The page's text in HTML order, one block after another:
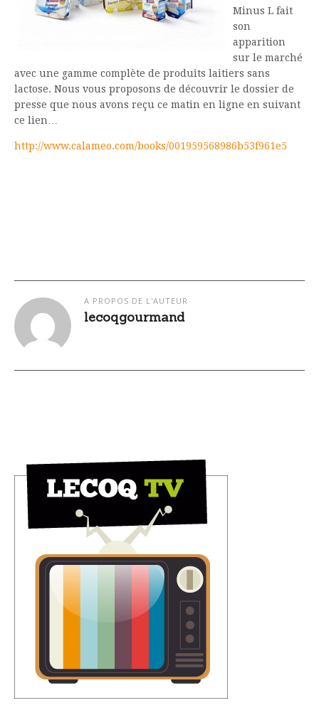
Minus L fait
son
apparition
sur le marché
avec une gamme complète de produits laitiers sans
lactose. Nous vous proposons de découvrir le dossier de
presse que nous avons reçu ce matin en ligne en suivant
ce lien…
http://www.calameo.com/books/001959568986b53f961e5
A PROPOS DE L'AUTEUR
lecoqgourmand